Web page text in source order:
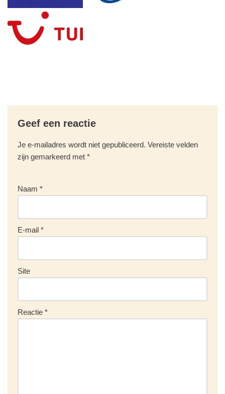
Geef een reactie
Je e-mailadres wordt niet gepubliceerd. Vereiste velden
zijn gemarkeerd met *
Naam *
E-mail *
Site
Reactie *